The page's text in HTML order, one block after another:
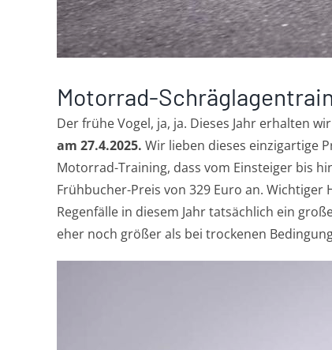
Motorrad-
Der frühe Vogel, ja, ja. Dieses Jahr erhalten
am 27.4.2025. Wir lieben dieses einzigartige
Motorrad-Training, dass vom Einsteiger bis
Frühbucher-Preis von 329 Euro an.
Regenfälle in diesem Jahr tatsächlich ein
eher noch größer als bei trockenen